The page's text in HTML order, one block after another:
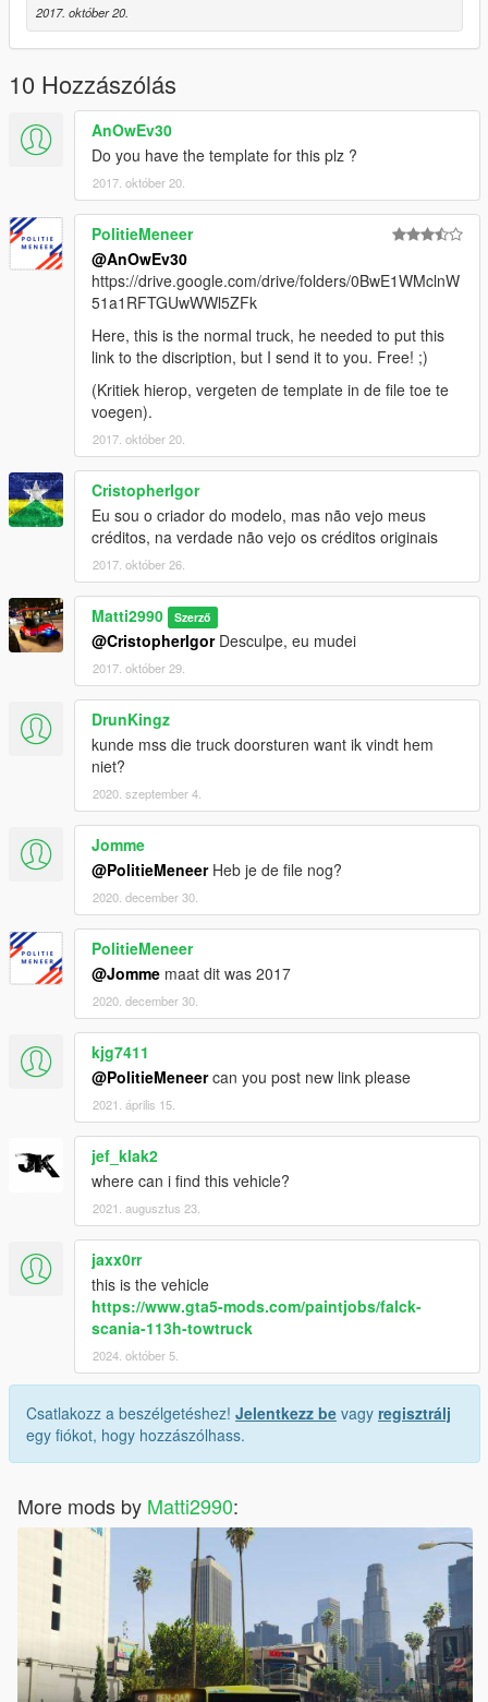
2017. október 20.
10 Hozzászólás
AnOwEv30
Do you have the template for this plz ?
2017. október 20.
PolitieMeneer
@AnOwEv30
https://drive.google.com/drive/folders/0BwE1WMclnW
51a1RFTGUwWWl5ZFk
Here, this is the normal truck, he needed to put this
link to the discription, but I send it to you. Free! ;)
(Kritiek hierop, vergeten de template in de file toe te
voegen).
2017. október 20.
CristopherIgor
Eu sou o criador do modelo, mas não vejo meus
créditos, na verdade não vejo os créditos originais
2017. október 26.
Matti2990 Szerző
@CristopherIgorDesculpe, eu mudei
2017. október 29.
DrunKingz
kunde mss die truck doorsturen want ik vindt hem
niet?
2020. szeptember 4.
Jomme
@PolitieMeneerHeb je de file nog?
2020. december 30.
PolitieMeneer
@Jomme maat dit was 2017
2020. december 30.
kjg7411
@PolitieMeneercan you post new link please
2021. április 15.
jef_klak2
where can i find this vehicle?
2021. augusztus 23.
jaxx0rr
this is the vehicle
https://www.gta5-mods.com/paintjobs/falck-
scania-113h-towtruck
2024. október 5.
Csatlakozz a beszélgetéshez! Jelentkezz be vagy regisztrálj
egy fiókot, hogy hozzászólhass.
More mods by Matti2990: